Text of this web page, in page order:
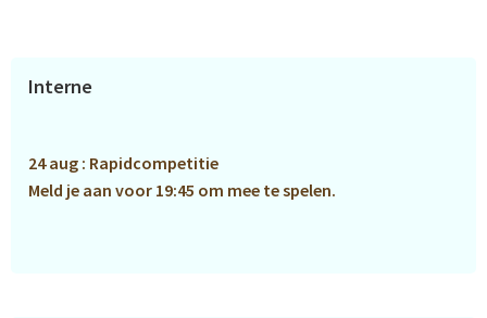
Primaire
Interne
24 aug : Rapidcompetitie
Meld je aan voor 19:45 om mee te spelen.